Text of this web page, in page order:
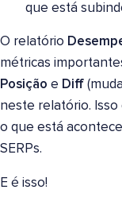
que está
O relatório
métricas
Posição e Diff
neste relatório.
o que está
SERPs.
E é isso!